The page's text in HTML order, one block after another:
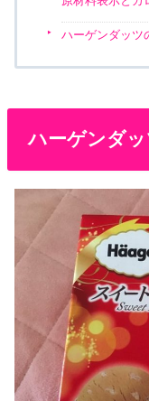
ハーゲンダッ
ハーゲンダ